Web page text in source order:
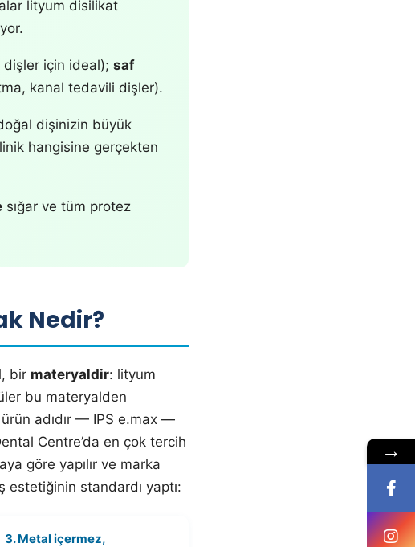
lityum disilikat
dişler için ideal); saf
kanal tedavili dişler).
dişinizin büyük
hangisine gerçekten
sığar ve tüm protez
Nedir?
bir materyaldir: lityum
bu materyalden
ürün adıdır — IPS e.max —
Centre’da en çok tercih
göre yapılır ve marka
estetiğinin standardı yaptı:
3. Metal içermez,
→